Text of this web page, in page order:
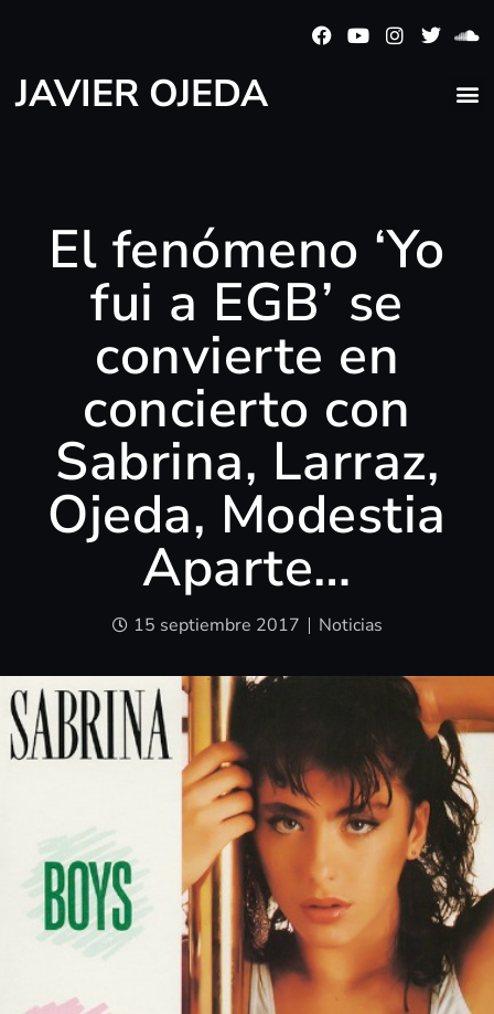
JAVIER OJEDA
El fenómeno ‘Yo
fui a EGB’ se
convierte en
concierto con
Sabrina, Larraz,
Ojeda, Modestia
Aparte…
15 septiembre 2017 Noticias